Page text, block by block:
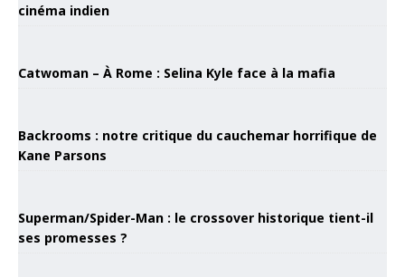
cinéma indien
Catwoman – À Rome : Selina Kyle face à la mafia
Backrooms : notre critique du cauchemar horrifique de
Kane Parsons
Superman/Spider-Man : le crossover historique tient-il
ses promesses ?